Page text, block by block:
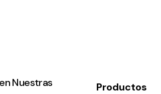
Nuestras
Productos